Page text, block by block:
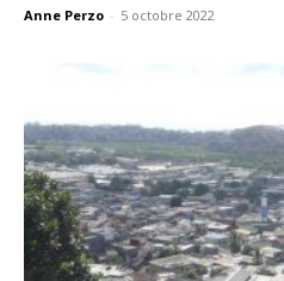
Anne Perzo - 5 octobre 2022